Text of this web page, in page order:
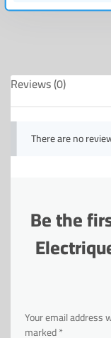
Reviews (0)
There are no
Be the
Your email address
marked*